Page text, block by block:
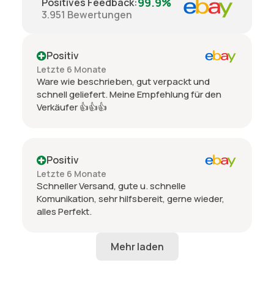
3.951 Bewertungen
Positiv
Letzte 6 Monate
Ware wie beschrieben, gut verpackt und
schnell geliefert. Meine Empfehlung für den
Verkäufer 👍👍👍
Positiv
Letzte 6 Monate
Schneller Versand, gute u. schnelle
Komunikation, sehr hilfsbereit, gerne wieder,
alles Perfekt.